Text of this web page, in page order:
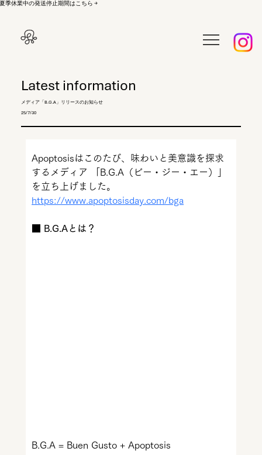
夏季休業中の発送停止期間はこちら →
Apoptosisはこのたび、味わいと美意識を探求
するメディア 「B.G.A（ビー・ジー・エー）」
を立ち上げました。
https://www.apoptosisday.com/bga
■ B.G.Aとは？
B.G.A = Buen Gusto + Apoptosis
Latest information
メディア「B.G.A」リリースのお知らせ
25/7/30